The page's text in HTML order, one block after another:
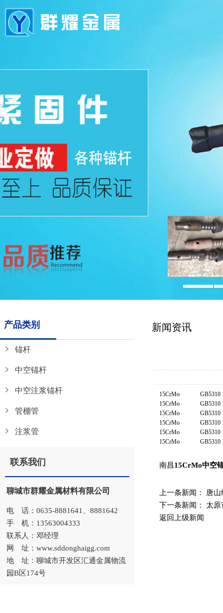
产品类别
锚杆
中空锚杆
中空注浆锚杆
管棚管
注浆管
联系我们
聊城市群耀金属材料有限公司
电 话：0635-8881641、8881642
手 机：13563004333
联系人：邓经理
网 址：www.sddonghaigg.com
地 址：聊城市开发区汇通金属物流
园B区174号
新闻资讯
15CrMo
GB5310
15CrMo
GB5310
15CrMo
GB5310
15CrMo
GB5310
15CrMo
GB5310
15CrMo
GB5310
南昌15CrMo中空
上一条新闻：
唐
下一条新闻： 太原
返回上级新闻